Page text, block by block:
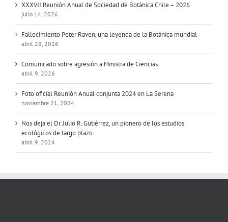
XXXVII Reunión Anual de Sociedad de Botánica Chile – 2026
julio 14, 2026
Fallecimiento Peter Raven, una leyenda de la Botánica mundial
abril 28, 2026
Comunicado sobre agresión a Ministra de Ciencias
abril 9, 2026
Foto oficial Reunión Anual conjunta 2024 en La Serena
noviembre 21, 2024
Nos deja el Dr. Julio R. Gutiérrez, un pionero de los estudios
ecológicos de largo plazo
abril 9, 2024